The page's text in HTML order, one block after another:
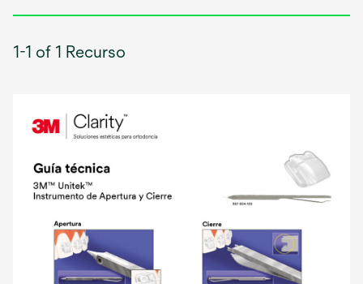
1-1 of 1 Recurso